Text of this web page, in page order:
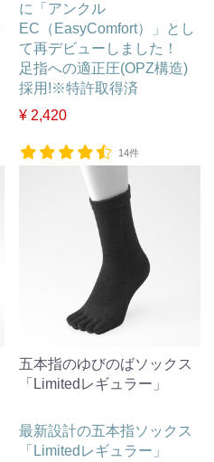
に「アンクル
EC（EasyComfort）」とし
て再デビューしました！
足指への適正圧(OPZ構造)
採用!※特許取得済
¥ 2,420
14件
五本指のゆびのばソックス
「Limitedレギュラー」
最新設計の五本指ソックス
「Limitedレギュラー」